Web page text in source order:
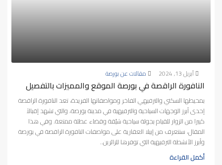
أبريل 13, 2024 مقالات عن بورصة
النافورة الراقصة في بورصة الموقع والمميزات بالتفصيل
بمحيطها السكني والترفيهي الفاخر ومواصفاتها الفريدة، تعد النافورة الراقصة
إحدى أبرز الوجهات السياحية والترفيهية في مدينة بورصة، والتي تشهد إقبالاً
كبيرا من الزوار للقيام بجولة سياحية شيّقة وقضاء عطلة ممتعة. وفي هذا
المقال، سنتعرف من إيبلا العقارية على مواصفات النافورة الراقصة في بورصة
وأبرز الأنشطة الترفيهية التي توفرها للزائرين..
أكمل القراءة